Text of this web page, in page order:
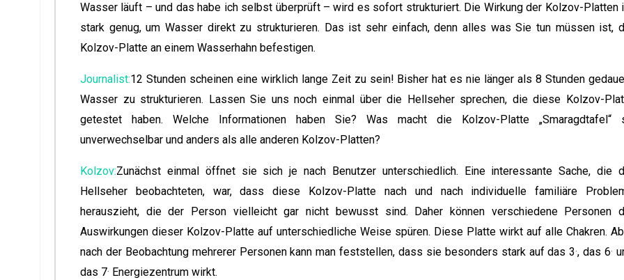
Wasser läuft – und das habe ich selbst überprüft – wird es sofort strukturiert. Die Wirkung der Kolzov-Platten
stark genug, um Wasser direkt zu strukturieren. Das ist sehr einfach, denn alles was Sie tun müssen ist,
Kolzov-Platte an einem Wasserhahn befestigen.
Journalist:12 Stunden scheinen eine wirklich lange Zeit zu sein! Bisher hat es nie länger als 8 Stunden
Wasser zu strukturieren. Lassen Sie uns noch einmal über die Hellseher sprechen, die diese Kolzov-
getestet haben. Welche Informationen haben Sie? Was macht die Kolzov-Platte „Smaragdtafel“
unverwechselbar und anders als alle anderen Kolzov-Platten?
Kolzov:Zunächst einmal öffnet sie sich je nach Benutzer unterschiedlich. Eine interessante Sache, die
Hellseher beobachteten, war, dass diese Kolzov-Platte nach und nach individuelle familiäre
herauszieht, die der Person vielleicht gar nicht bewusst sind. Daher können verschiedene Personen
Auswirkungen dieser Kolzov-Platte auf unterschiedliche Weise spüren. Diese Platte wirkt auf alle Chakren.
nach der Beobachtung mehrerer Personen kann man feststellen, dass sie besonders stark auf das 3 ., das 6.
das 7. Energiezentrum wirkt.